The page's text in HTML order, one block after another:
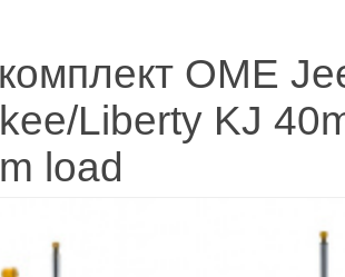
OME
Liberty KJ
load